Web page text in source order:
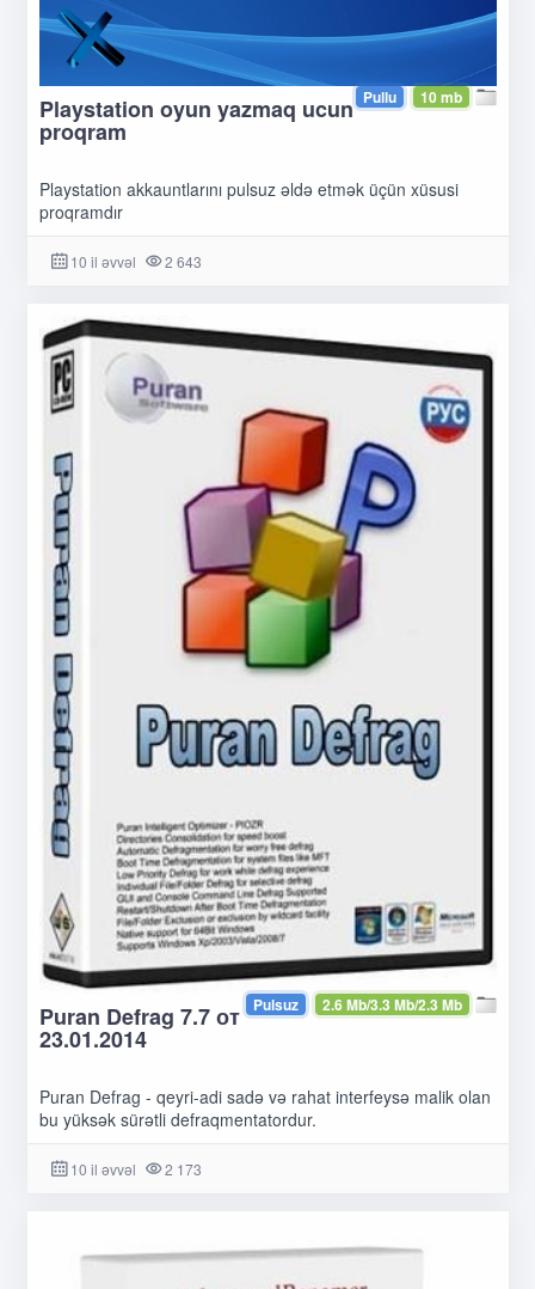
10 mb
Pullu
Playstation oyun yazmaq ucun
proqram
Playstation akkauntlarını pulsuz əldə etmək üçün xüsusi
proqramdır
10 il əvvəl 2 643
2.6 Mb/3.3 Mb/2.3 Mb
Pulsuz
Puran Defrag 7.7 от
23.01.2014
Puran Defrag - qeyri-adi sadə və rahat interfeysə malik olan
bu yüksək sürətli defraqmentatordur.
10 il əvvəl 2 173